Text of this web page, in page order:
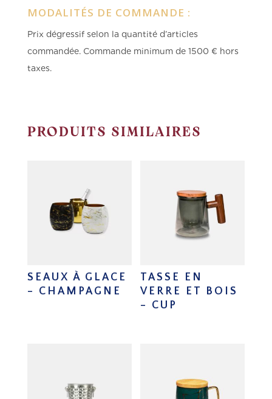
MODALITÉS DE COMMANDE :
Prix dégressif selon la quantité d’articles
commandée. Commande minimum de 1500 € hors
taxes.
PRODUITS SIMILAIRES
SEAUX À GLACE
– CHAMPAGNE
TASSE EN
VERRE ET BOIS
– CUP